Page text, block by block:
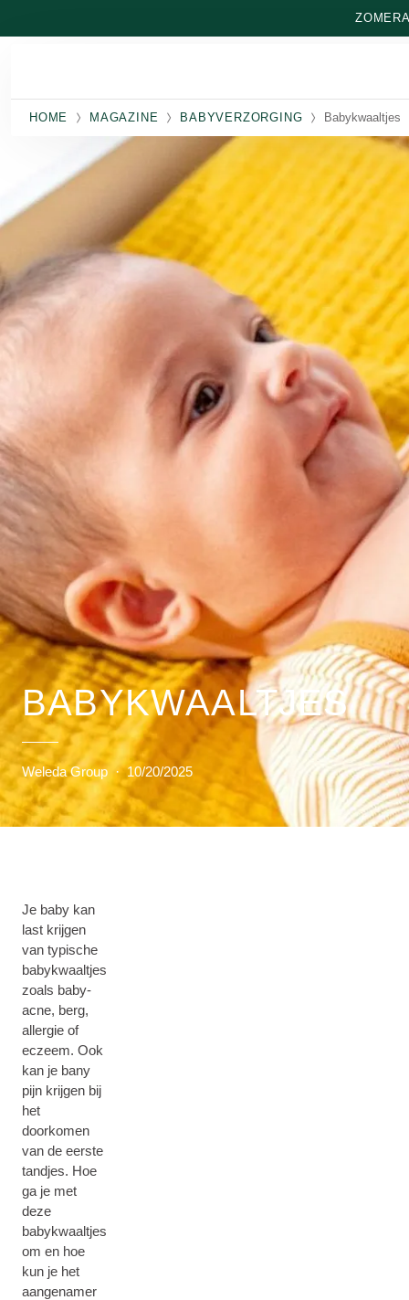
HOME MAGAZINE BABYVERZORGING Babykwaaltjes
BABYKWAALTJES
Weleda Group · 10/20/2025
Je baby kan
last krijgen
van typische
babykwaaltjes
zoals baby-
acne, berg,
allergie of
eczeem. Ook
kan je bany
pijn krijgen bij
het
doorkomen
van de eerste
tandjes. Hoe
ga je met
deze
babykwaaltjes
om en hoe
kun je het
aangenamer